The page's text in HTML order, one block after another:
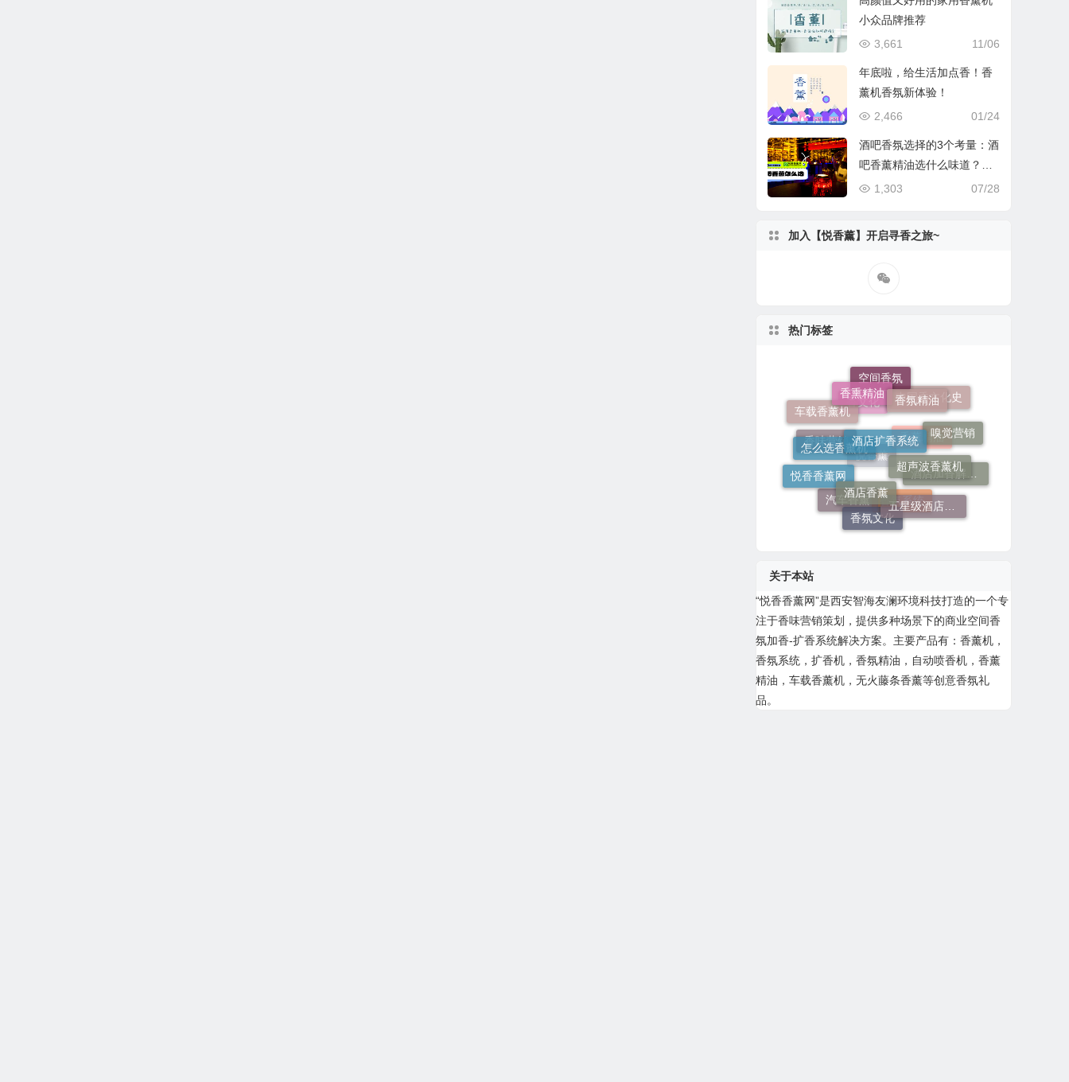
小众品牌推荐
11/06
3,661
年底啦，给生活加点香！香
薰机香氛新体验！
01/24
2,466
酒吧香氛选择的3个考量：酒
吧香薰精油选什么味道？酒
吧香薰机系统怎么配置？07/28
1,303
加入【悦香薰】开启寻香之旅~
热门标签
香文化
空间香氛
中国香文化史
香薰精油
悦香薰
香味营销
车载香薰机
香熏精油
香氛精油
嗅觉营销
酒店加香解决方案
香氛系统
汽车香薰
悦香香薰网
怎么选香薰机
酒店扩香系统
超声波香薰机
五星级酒店香薰
香氛文化
酒店香薰
关于本站
“悦香香薰网”是西安智海友澜环境科技打造的一个专
注于香味营销策划，提供多种场景下的商业空间香
氛加香-扩香系统解决方案。主要产品有：香薰机 ，
香氛系统 ，扩香机，香氛精油，自动喷香机，香薰
精油 ，车载香薰机 ，无火藤条香薰等创意香氛礼
品。